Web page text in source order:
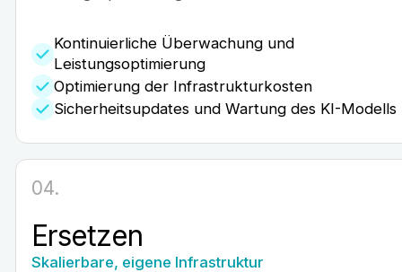
Kontinuierliche Überwachung und
Leistungsoptimierung
Optimierung der Infrastrukturkosten
Sicherheitsupdates und Wartung des KI-Modells
04.
Ersetzen
Skalierbare, eigene Infrastruktur